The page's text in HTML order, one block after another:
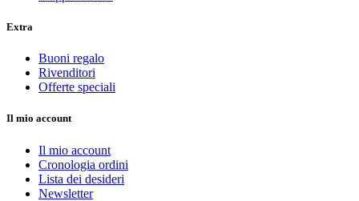
Extra
Buoni regalo
Rivenditori
Offerte speciali
Il mio account
Il mio account
Cronologia ordini
Lista dei desideri
Newsletter